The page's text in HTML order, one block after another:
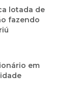
lotada de
fazendo
em